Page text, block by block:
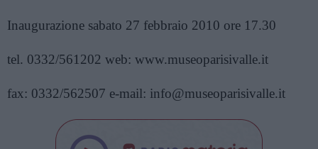
Inaugurazione sabato 27 febbraio 2010 ore 17.30
tel. 0332/561202 web: www.museoparisivalle.it
fax: 0332/562507 e-mail: info@museoparisivalle.it